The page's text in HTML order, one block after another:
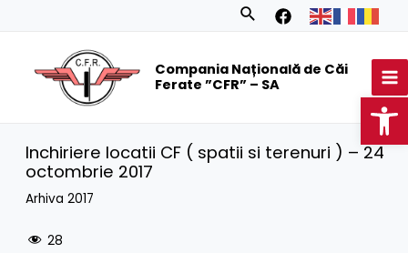
Search
Compania Națională de Căi
Ferate ”CFR” – SA
Inchiriere locatii CF ( spatii si terenuri ) – 24
octombrie 2017
Arhiva 2017
28